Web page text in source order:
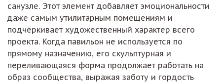
санузле. Этот элемент добавляет эмоциональности
даже самым утилитарным помещениям и
подчёркивает художественный характер всего
проекта. Когда павильон не используется по
прямому назначению, его скульптурная и
переливающаяся форма продолжает работать на
образ сообщества, выражая заботу и гордость